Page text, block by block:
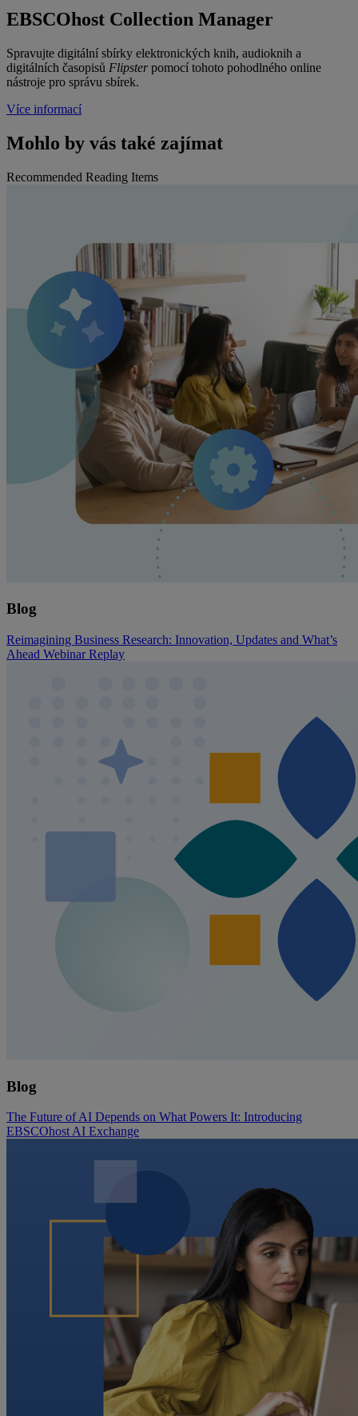
EBSCOhost Collection Manager
Spravujte digitální sbírky elektronických knih, audioknih a
digitálních časopisů Flipsterpomocí tohoto pohodlného online
nástroje pro správu sbírek.
Více informací
Mohlo by vás také zajímat
Recommended Reading Items
Blog
Reimagining Business Research: Innovation, Updates and What’s
Ahead Webinar Replay
Blog
The Future of AI Depends on What Powers It: Introducing
EBSCOhost AI Exchange